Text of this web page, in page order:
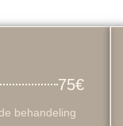
75€
behandeling